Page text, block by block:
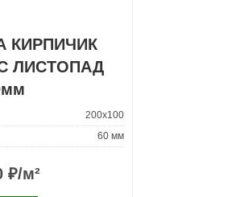
КИРПИЧИК
ЛИСТОПАД
200x100
60 мм
₽/м²